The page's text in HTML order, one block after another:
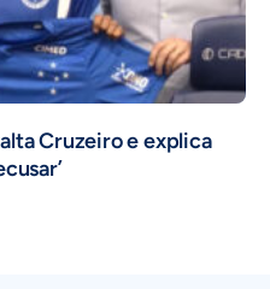
Cruzeiro e explica